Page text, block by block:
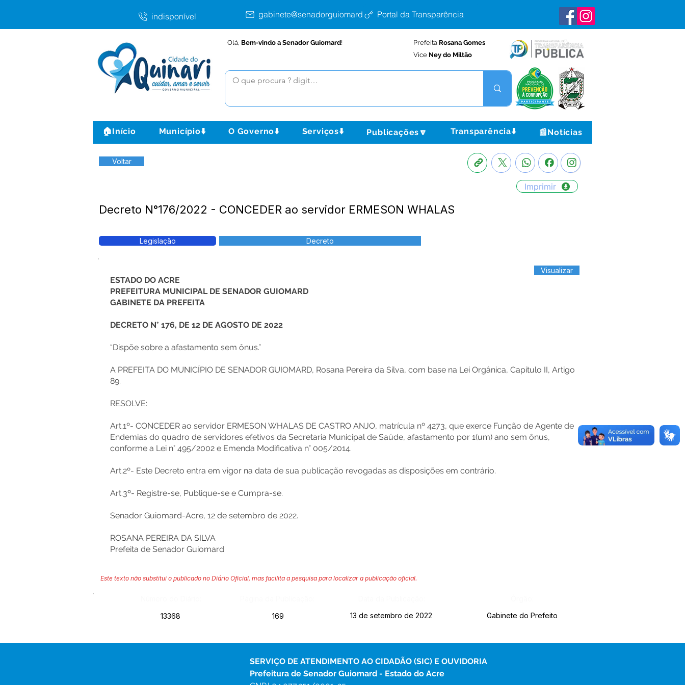
indisponível gabinete@senadorguiomard.ac.gov.brPortal da Transparência
Olá, Bem-vindo a Senador Guiomard! Prefeita Rosana Gomes
Vice Ney do Miltão
🏠Início Município⬇️ O Governo⬇️ Serviços⬇️ Publicações🔽 Transparência⬇️ 📰Notícias
Voltar
Imprimir
Decreto N°176/2022 - CONCEDER ao servidor ERMESON WHALAS
Legislação Decreto
Visualizar
ESTADO DO ACRE
PREFEITURA MUNICIPAL DE SENADOR GUIOMARD
GABINETE DA PREFEITA
DECRETO N° 176, DE 12 DE AGOSTO DE 2022
“Dispõe sobre a afastamento sem ônus.”
A PREFEITA DO MUNICÍPIO DE SENADOR GUIOMARD, Rosana Pereira da Silva, com base na Lei Orgânica, Capítulo II, Artigo
89.
RESOLVE:
Art.1º- CONCEDER ao servidor ERMESON WHALAS DE CASTRO ANJO, matrícula nº 4273, que exerce Função de Agente de
Endemias do quadro de servidores efetivos da Secretaria Municipal de Saúde, afastamento por 1(um) ano sem ônus,
conforme a Lei n° 495/2002 e Emenda Modificativa n° 005/2014.
Art.2º- Este Decreto entra em vigor na data de sua publicação revogadas as disposições em contrário.
Art.3º- Registre-se, Publique-se e Cumpra-se.
Senador Guiomard-Acre, 12 de setembro de 2022.
ROSANA PEREIRA DA SILVA
Prefeita de Senador Guiomard
Este texto não substitui o publicado no Diário Oficial, mas facilita a pesquisa para localizar a publicação oficial.
13368
169 13 de setembro de 2022 Gabinete do Prefeito
SERVIÇO DE ATENDIMENTO AO CIDADÃO (SIC) E OUVIDORIA
Prefeitura de Senador Guiomard - Estado do Acre